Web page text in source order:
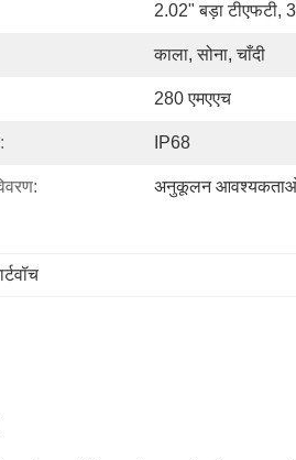
2.02" बड़ा टीएफटी,
काला, सोना, चाँदी
280 एमएएच
IP68
अनुकूलन आवश्यकताओं